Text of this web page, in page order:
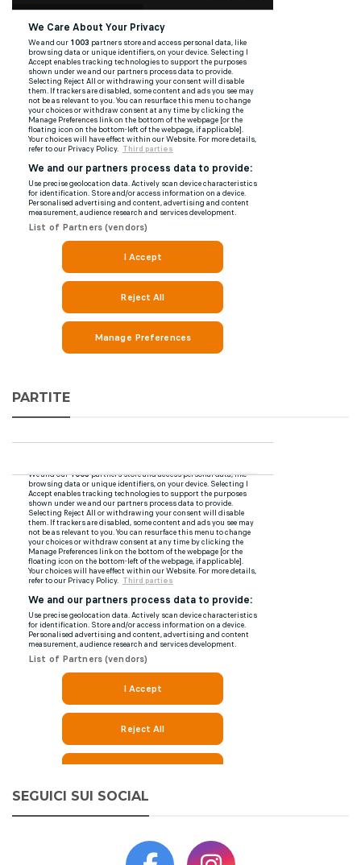
PARTITE
SEGUICI SUI SOCIAL